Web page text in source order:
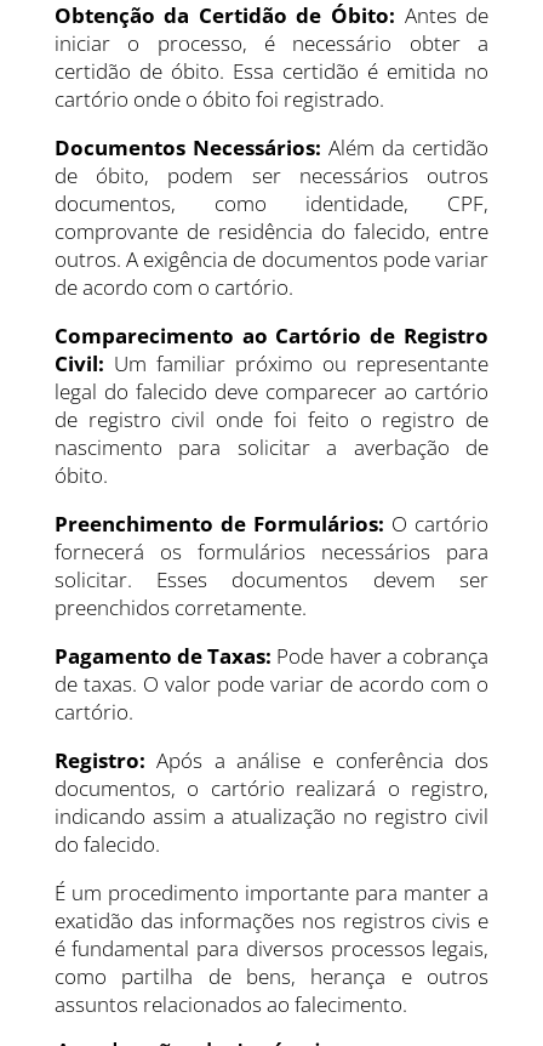
Obtenção da Certidão de Óbito: Antes de
iniciar o processo, é necessário obter a
certidão de óbito. Essa certidão é emitida no
cartório onde o óbito foi registrado.
Documentos Necessários: Além da certidão
de óbito, podem ser necessários outros
documentos, como identidade, CPF,
comprovante de residência do falecido, entre
outros. A exigência de documentos pode variar
de acordo com o cartório.
Comparecimento ao Cartório de Registro
Civil: Um familiar próximo ou representante
legal do falecido deve comparecer ao cartório
de registro civil onde foi feito o registro de
nascimento para solicitar a averbação de
óbito.
Preenchimento de Formulários: O cartório
fornecerá os formulários necessários para
solicitar. Esses documentos devem ser
preenchidos corretamente.
Pagamento de Taxas: Pode haver a cobrança
de taxas. O valor pode variar de acordo com o
cartório.
Registro: Após a análise e conferência dos
documentos, o cartório realizará o registro,
indicando assim a atualização no registro civil
do falecido.
É um procedimento importante para manter a
exatidão das informações nos registros civis e
é fundamental para diversos processos legais,
como partilha de bens, herança e outros
assuntos relacionados ao falecimento.